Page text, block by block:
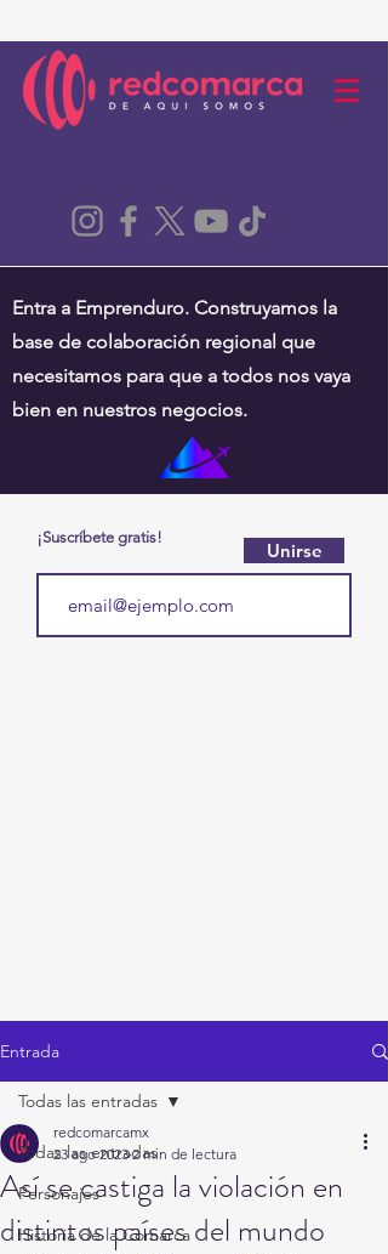
Entra a Emprenduro. Construyamos la
base de colaboración regional que
necesitamos para que a todos nos vaya
bien en nuestros negocios.
¡Suscríbete gratis!
Unirse
Entrada
Todas las entradas
Personajes
Historia de la Comarca
Todas las entradas
Así se castiga la violación en
distintos países del mundo
redcomarcamx
23 ago 2023 2 min de lectura